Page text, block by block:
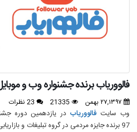
فالووریاب برنده جشنواره وب و
وب سایت فالووریاب در یازدهمین دوره
97 برنده جایزه مردمی در گروه تبلیغات و بازاریابی آنلاین شد.